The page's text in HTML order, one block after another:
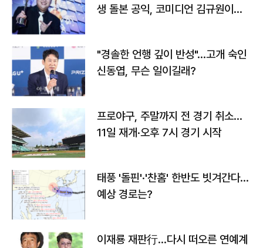
생 돌본 공익, 코미디언 김규원이었
"경솔한 언행 깊이 반성"…고개 숙인
신동엽, 무슨 일이길래?
프로야구, 주말까지 전 경기 취소…
11일 재개·오후 7시 경기 시작
태풍 '돌핀'·'찬홈' 한반도 빗겨간다…
예상 경로는?
이재룡 재판行…다시 떠오른 연예계